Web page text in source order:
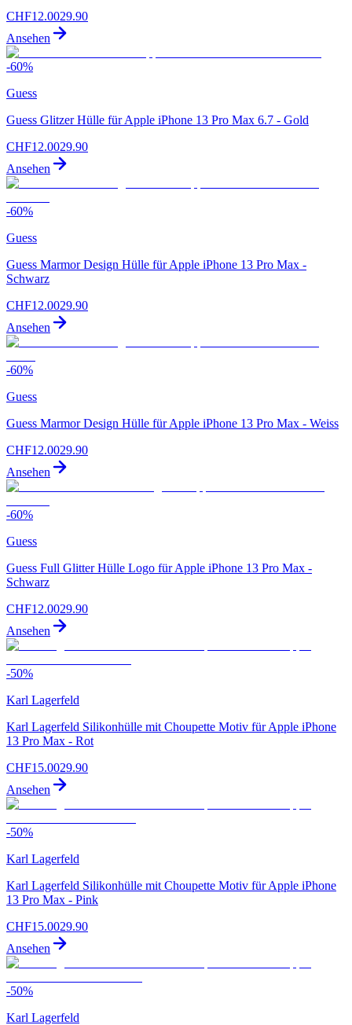
CHF12.0029.90
Ansehen
-60%
Guess
Guess Glitzer Hülle für Apple iPhone 13 Pro Max 6.7 - Gold
CHF12.0029.90
Ansehen
-60%
Guess
Guess Marmor Design Hülle für Apple iPhone 13 Pro Max -
Schwarz
CHF12.0029.90
Ansehen
-60%
Guess
Guess Marmor Design Hülle für Apple iPhone 13 Pro Max - Weiss
CHF12.0029.90
Ansehen
-60%
Guess
Guess Full Glitter Hülle Logo für Apple iPhone 13 Pro Max -
Schwarz
CHF12.0029.90
Ansehen
-50%
Karl Lagerfeld
Karl Lagerfeld Silikonhülle mit Choupette Motiv für Apple iPhone
13 Pro Max - Rot
CHF15.0029.90
Ansehen
-50%
Karl Lagerfeld
Karl Lagerfeld Silikonhülle mit Choupette Motiv für Apple iPhone
13 Pro Max - Pink
CHF15.0029.90
Ansehen
-50%
Karl Lagerfeld